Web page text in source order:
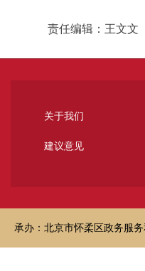
责任编辑：王文文
关于我们
建议意见
承办：北京市怀柔区政务服